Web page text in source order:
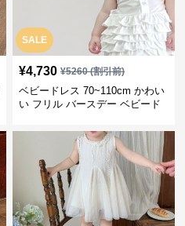
SALE
¥4,730 ¥5260(割引前)
ベビードレス 70~110cm かわい
い フリル バースデー ベビード